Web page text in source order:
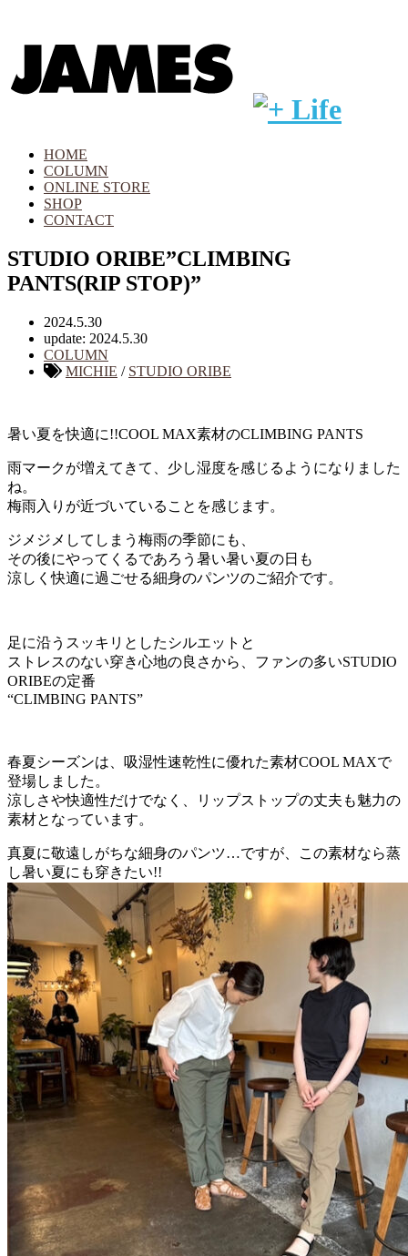
HOME
COLUMN
ONLINE STORE
SHOP
CONTACT
STUDIO ORIBE”CLIMBING
PANTS(RIP STOP)”
2024.5.30
update: 2024.5.30
COLUMN
MICHIE / STUDIO ORIBE
暑い夏を快適に!!COOL MAX素材のCLIMBING PANTS
雨マークが増えてきて、少し湿度を感じるようになりました
ね。
梅雨入りが近づいていることを感じます。
ジメジメしてしまう梅雨の季節にも、
その後にやってくるであろう暑い暑い夏の日も
涼しく快適に過ごせる細身のパンツのご紹介です。
足に沿うスッキリとしたシルエットと
ストレスのない穿き心地の良さから、ファンの多いSTUDIO
ORIBEの定番
“CLIMBING PANTS”
春夏シーズンは、吸湿性速乾性に優れた素材COOL MAXで
登場しました。
涼しさや快適性だけでなく、リップストップの丈夫も魅力の
素材となっています。
真夏に敬遠しがちな細身のパンツ…ですが、この素材なら蒸
し暑い夏にも穿きたい!!